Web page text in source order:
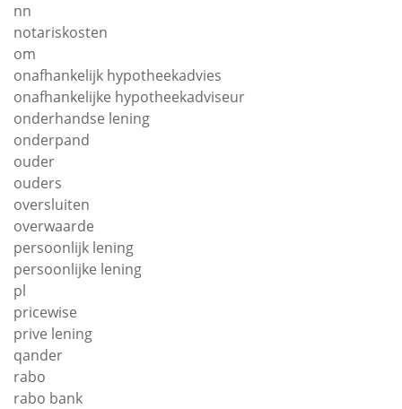
nn
notariskosten
om
onafhankelijk hypotheekadvies
onafhankelijke hypotheekadviseur
onderhandse lening
onderpand
ouder
ouders
oversluiten
overwaarde
persoonlijk lening
persoonlijke lening
pl
pricewise
prive lening
qander
rabo
rabo bank